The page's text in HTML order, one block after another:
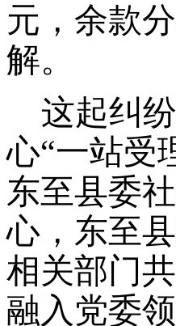
元，余款
解。
这起纠
心“一站受
东至县委
心，东至
相关部门
融入党委